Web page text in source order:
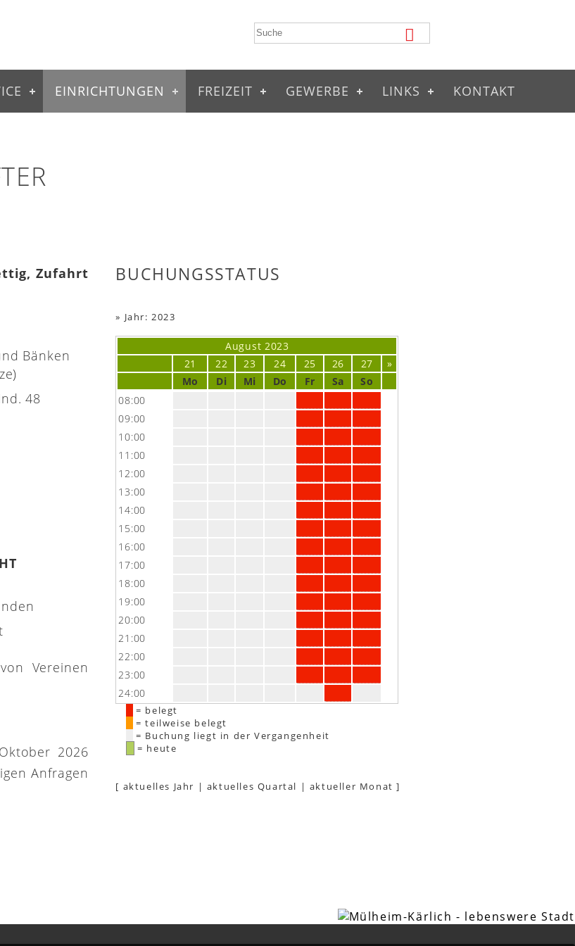
EINRICHTUNGEN FREIZEIT GEWERBE LINKS KONTAKT
Zufahrt
Bänken
48
Vereinen
2026
Anfragen
BUCHUNGSSTATUS
» Jahr: 2023
August 2023
21
22 23 24 25 26 27
»
Mo
Di Mi Do Fr Sa
So
08:00
09:00
10:00
11:00
12:00
13:00
14:00
15:00
16:00
17:00
18:00
19:00
20:00
21:00
22:00
23:00
24:00
= belegt
= teilweise belegt
= Buchung liegt in der Vergangenheit
= heute
[ aktuelles Jahr | aktuelles Quartal | aktueller Monat ]